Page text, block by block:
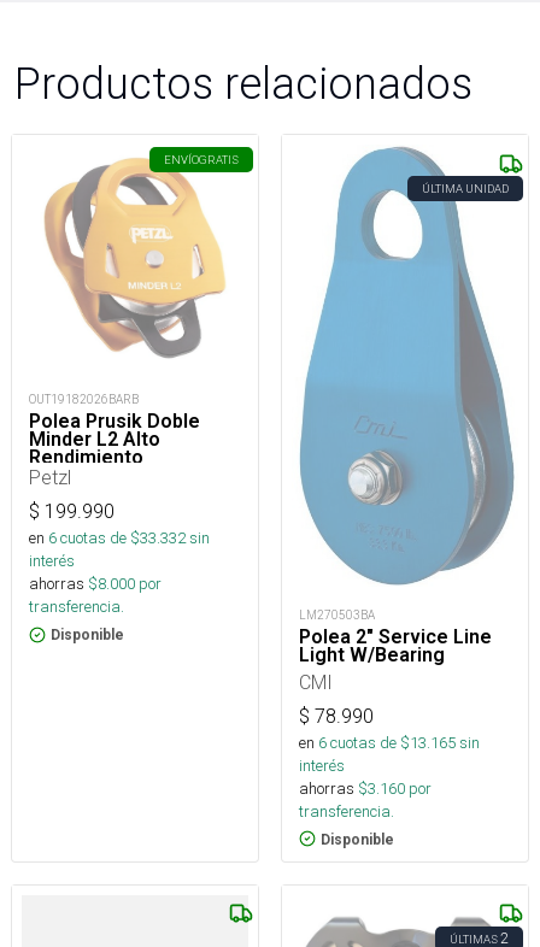
Productos relacionados
ENVÍOGRATIS
OUT19182026BARB
Polea Prusik Doble
Minder L2 Alto
Rendimiento
Petzl
$ 199.990
en 6cuotas de $33.332sin
interés
ahorras $8.000 por
transferencia.
Disponible
ÚLTIMA UNIDAD
LM270503BA
Polea 2" Service Line
Light W/Bearing
CMI
$ 78.990
en 6cuotas de $13.165sin
interés
ahorras $3.160 por
transferencia.
Disponible
ÚLTIMAS2